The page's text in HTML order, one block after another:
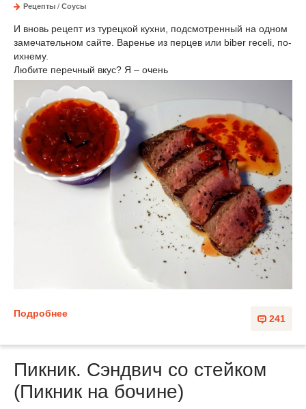
Рецепты / Соусы
И вновь рецепт из турецкой кухни, подсмотренный на одном
замечательном сайте. Варенье из перцев или biber receli, по-
ихнему.
Любите перечный вкус? Я – очень
241
Подробнее
Пикник. Сэндвич со стейком
(Пикник на бочине)